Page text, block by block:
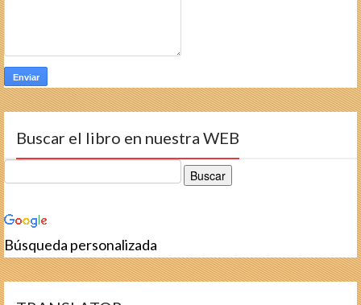
Buscar el libro en nuestra WEB
Búsqueda personalizada